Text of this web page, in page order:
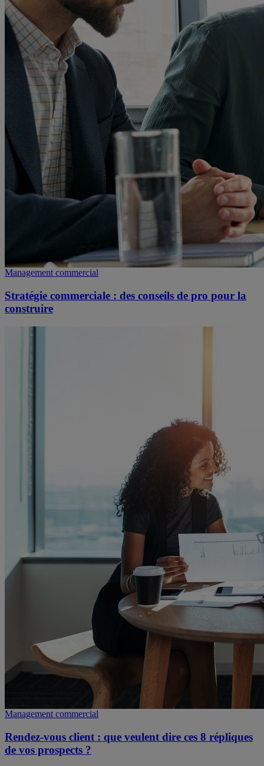
Management commercial
Stratégie commerciale : des conseils de pro pour la
construire
Management commercial
Rendez-vous client : que veulent dire ces 8 répliques
de vos prospects ?